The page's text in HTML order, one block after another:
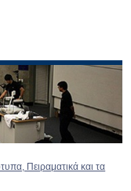
Πειραματικά και τα